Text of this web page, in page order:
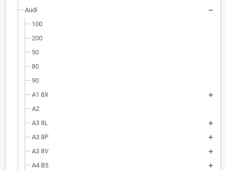
Audi
100
200
50
80
90
A1 8X
A2
A3 8L
A3 8P
A3 8V
A4 B5